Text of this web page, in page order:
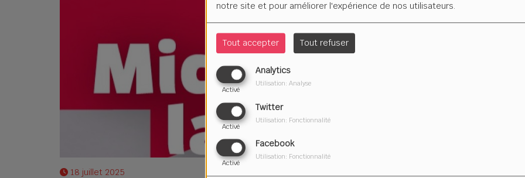
notre site et pour améliorer l'expérience de nos utilisateurs.
Tout accepter Tout refuser
Analytics
Activé
Utilisation: Analyse
Twitter
Activé
Utilisation: Fonctionnalité
Facebook
Activé
Utilisation: Fonctionnalité
18 juillet 2025